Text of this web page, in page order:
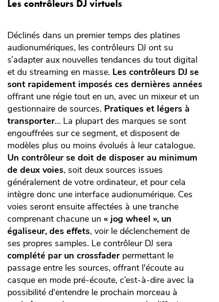
Les contrôleurs DJ virtuels
Déclinés dans un premier temps des platines
audionumériques, les contrôleurs DJ ont su
s’adapter aux nouvelles tendances du tout digital
et du streaming en masse. Les contrôleurs DJ se
sont rapidement imposés ces dernières années
offrant une régie tout en un, avec un mixeur et un
gestionnaire de sources. Pratiques et légers à
transporter… La plupart des marques se sont
engouffrées sur ce segment, et disposent de
modèles plus ou moins évolués à leur catalogue.
Un contrôleur se doit de disposer au minimum
de deux voies, soit deux sources issues
généralement de votre ordinateur, et pour cela
intègre donc une interface audionumérique. Ces
voies seront ensuite affectées à une tranche
comprenant chacune un « jog wheel », un
égaliseur, des effets, voir le déclenchement de
ses propres samples. Le contrôleur DJ sera
complété par un crossfader permettant le
passage entre les sources, offrant l'écoute au
casque en mode pré-écoute, c’est-à-dire avec la
possibilité d'entendre le prochain morceau à